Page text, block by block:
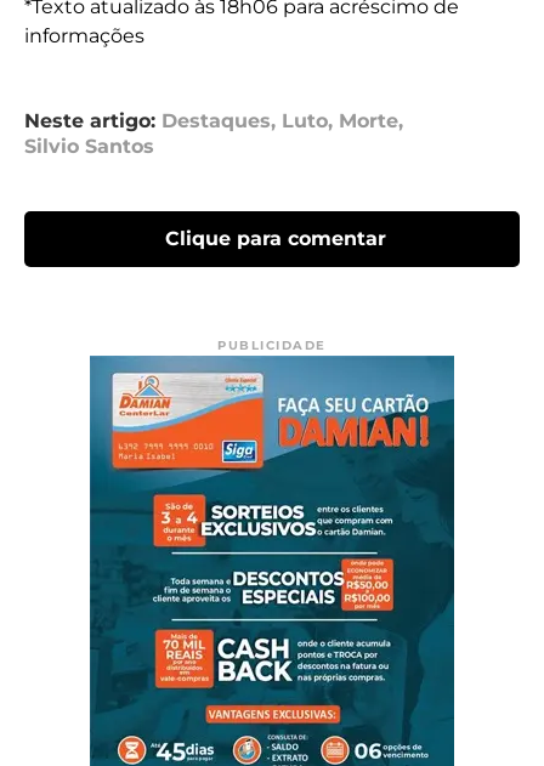
*Texto atualizado às 18h06 para acréscimo de
informações
Neste artigo: Destaques, Luto, Morte,
Silvio Santos
Clique para comentar
PUBLICIDADE